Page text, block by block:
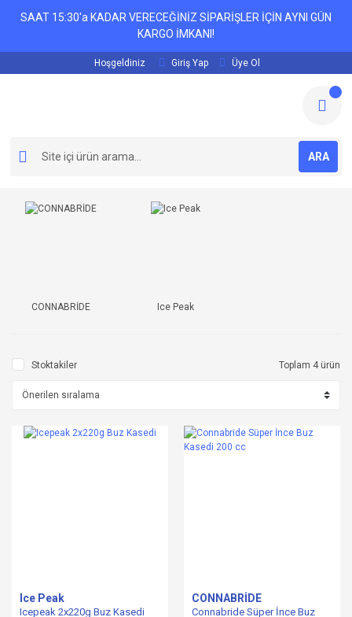
SAAT 15:30'a KADAR VERECEĞİNİZ SİPARİŞLER İÇİN AYNI GÜN
KARGO İMKANI!
Hoşgeldiniz Giriş Yap Üye Ol
ARA
CONNABRİDE Ice Peak
Stoktakiler Toplam 4 ürün
Ice Peak
Icepeak 2x220g Buz Kasedi
CONNABRİDE
Connabride Süper İnce Buz